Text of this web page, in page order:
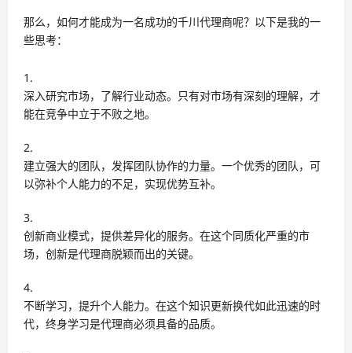
那么，如何才能成为一名成功的千川代理商呢？以下是我的一
些思考：
深入研究市场，了解行业动态。只有对市场有深刻的理解，才
能在竞争中立于不败之地。
建立强大的团队，发挥团队协作的力量。一个优秀的团队，可
以弥补个人能力的不足，实现优势互补。
创新商业模式，提供差异化的服务。在这个同质化严重的市
场，创新是代理商脱颖而出的关键。
不断学习，提升个人能力。在这个知识更新换代如此迅速的时
代，终身学习是代理商必须具备的品质。